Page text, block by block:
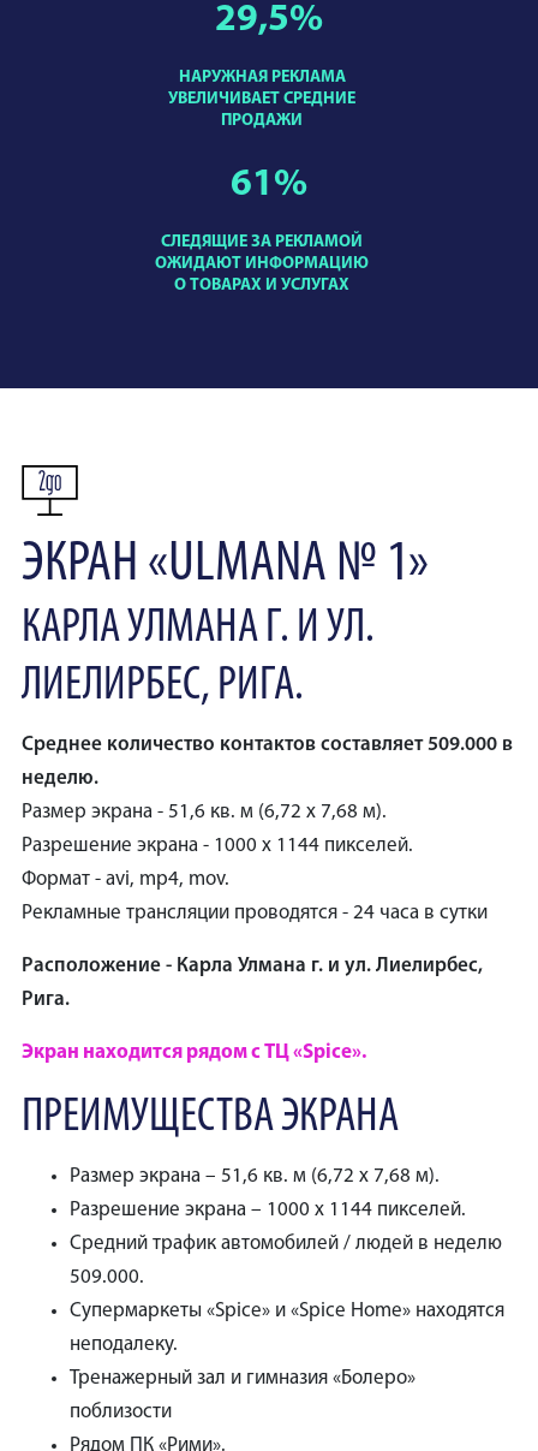
НАРУЖНАЯ РЕКЛАМА
УВЕЛИЧИВАЕТ СРЕДНИЕ
ПРОДАЖИ
29,5%
СЛЕДЯЩИЕ ЗА РЕКЛАМОЙ
ОЖИДАЮТ ИНФОРМАЦИЮ
О ТОВАРАХ И УСЛУГАХ
61%
ЭКРАН «ULMANA № 1»
КАРЛА УЛМАНА Г. И УЛ.
ЛИЕЛИРБЕС, РИГА.
Среднее количество контактов составляет 509.000 в
неделю.
Размер экрана - 51,6 кв. м (6,72 x 7,68 м).
Разрешение экрана - 1000 x 1144 пикселей.
Формат - avi, mp4, mov.
Рекламные трансляции проводятся - 24 часа в сутки
Расположение - Карла Улмана г. и ул. Лиелирбес,
Рига.
Экран находится рядом с ТЦ «Spice».
ПРЕИМУЩЕСТВА ЭКРАНА
Размер экрана – 51,6 кв. м (6,72 x 7,68 м).
Разрешение экрана – 1000 x 1144 пикселей.
Средний трафик автомобилей / людей в неделю
509.000.
Супермаркеты «Spice» и «Spice Home» находятся
неподалеку.
Тренажерный зал и гимназия «Болеро»
поблизости
Рядом ПК «Рими».